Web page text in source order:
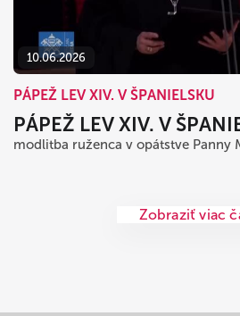
10.06.2026
PÁPEŽ LEV XIV. V ŠPANIELSKU
PÁPEŽ LEV XIV. V
modlitba ruženca v opátstve Panny
Zobraziť viac